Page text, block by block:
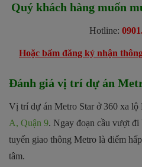
Quý khách hàng muốn
Hotline:
Hoặc bấm đăng ký nhận
Đánh giá vị trí dự án
Vị trí dự án Metro Star ở 360 xa lộ
A, Quận 9. Ngay đoạn cầu vượt đi
tuyến giao thông Metro là điểm
tâm.